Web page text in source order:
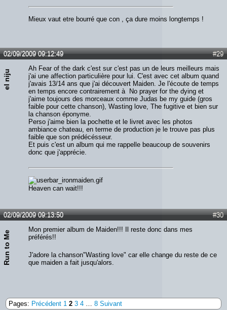
Mieux vaut etre bourré que con , ça dure moins longtemps !
#29
02/09/2009 09:12:49
el niju
Ah Fear of the dark c'est sur c'est pas un de leurs meilleurs mais
j'ai une affection particulière pour lui. C'est avec cet album quand
j'avais 13/14 ans que j'ai découvert Maiden. Je l'écoute de temps
en temps encore contrairement à No prayer for the dying et
j'aime toujours des morceaux comme Judas be my guide (gros
faible pour cette chanson), Wasting love, The fugitive et bien sur
la chanson éponyme.
Perso j'aime bien la pochette et le livret avec les photos
ambiance chateau, en terme de production je le trouve pas plus
faible que son prédécésseur.
Et puis c'est un album qui me rappelle beaucoup de souvenirs
donc que j'apprécie.
Heaven can wait!!!
#30
02/09/2009 09:13:50
Run to Me
Mon premier album de Maiden!!! Il reste donc dans mes
préférés!!
J'adore la chanson"Wasting love" car elle change du reste de ce
que maiden a fait jusqu'alors.
Pages: Précédent 1 2 3 4 8 Suivant